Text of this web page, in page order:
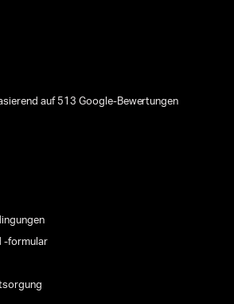
auf 513 Google-Bewertungen
-formular